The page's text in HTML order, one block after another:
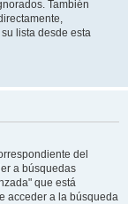
También
lista desde esta
del
a búsquedas
que está
acceder a la búsqueda